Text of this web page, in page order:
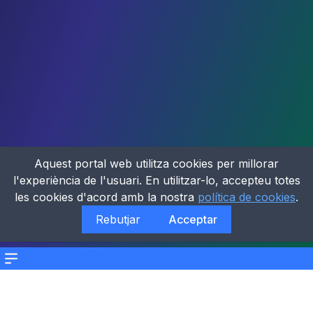
Menu
Aquest portal web utilitza cookies per millorar
l'experiència de l'usuari. En utilitzar-lo, accepteu totes
les cookies d'acord amb la nostra política de cookies.
Rebutjar
Acceptar